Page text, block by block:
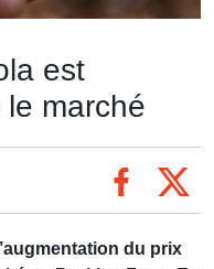
est
le marché
du prix